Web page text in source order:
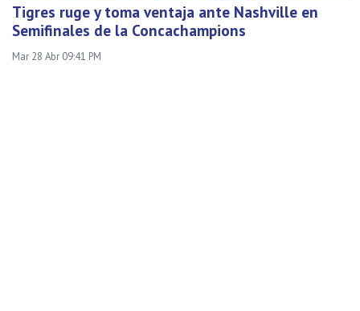
Tigres ruge y toma ventaja ante Nashville en
Semifinales de la Concachampions
Mar 28 Abr 09:41 PM